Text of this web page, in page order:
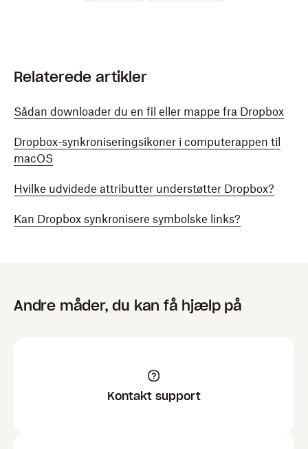
Relaterede artikler
Sådan downloader du en fil eller mappe fra Dropbox
Dropbox-synkroniseringsikoner i computerappen til
macOS
Hvilke udvidede attributter understøtter Dropbox?
Kan Dropbox synkronisere symbolske links?
Andre måder, du kan få hjælp på
Kontakt support